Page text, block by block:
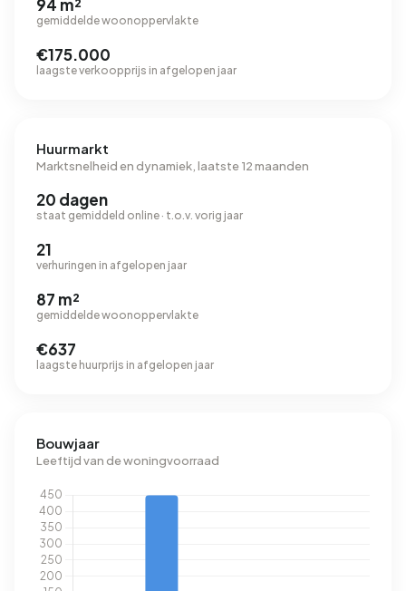
94 m²
gemiddelde woonoppervlakte
€175.000
laagste verkoopprijs in afgelopen jaar
Huurmarkt
Marktsnelheid en dynamiek, laatste 12 maanden
20 dagen
staat gemiddeld online · t.o.v. vorig jaar
21
verhuringen in afgelopen jaar
87 m²
gemiddelde woonoppervlakte
€637
laagste huurprijs in afgelopen jaar
Bouwjaar
Leeftijd van de woningvoorraad